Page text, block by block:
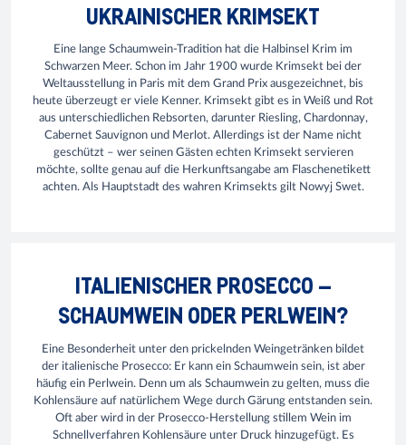
UKRAINISCHER KRIMSEKT
Eine lange Schaumwein-Tradition hat die Halbinsel Krim im
Schwarzen Meer. Schon im Jahr 1900 wurde Krimsekt bei der
Weltausstellung in Paris mit dem Grand Prix ausgezeichnet, bis
heute überzeugt er viele Kenner. Krimsekt gibt es in Weiß und Rot
aus unterschiedlichen Rebsorten, darunter Riesling, Chardonnay,
Cabernet Sauvignon und Merlot. Allerdings ist der Name nicht
geschützt – wer seinen Gästen echten Krimsekt servieren
möchte, sollte genau auf die Herkunftsangabe am Flaschenetikett
achten. Als Hauptstadt des wahren Krimsekts gilt Nowyj Swet.
ITALIENISCHER PROSECCO –
SCHAUMWEIN ODER PERLWEIN?
Eine Besonderheit unter den prickelnden Weingetränken bildet
der italienische Prosecco: Er kann ein Schaumwein sein, ist aber
häufig ein Perlwein. Denn um als Schaumwein zu gelten, muss die
Kohlensäure auf natürlichem Wege durch Gärung entstanden sein.
Oft aber wird in der Prosecco-Herstellung stillem Wein im
Schnellverfahren Kohlensäure unter Druck hinzugefügt. Es